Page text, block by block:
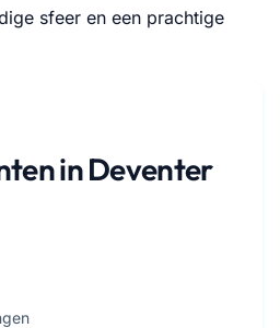
sfeer en een prachtige
in Deventer